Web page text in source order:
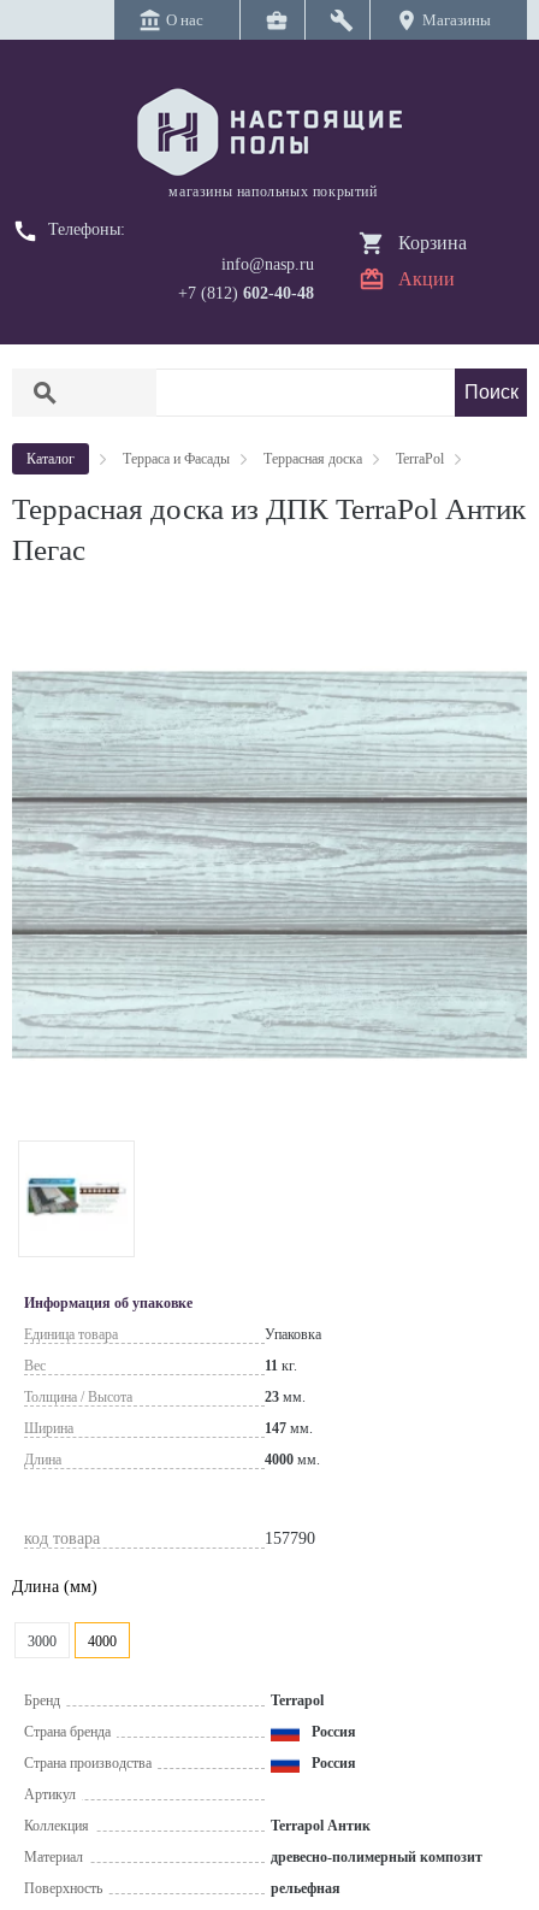
account_balance О нас business_center build location_on Магазины
магазины напольных покрытий
call
Телефоны:
info@nasp.ru
+7 (812) 602-40-48
Корзина
Акции
search
Каталог Терраса и Фасады Террасная доска TerraPol
Террасная доска из ДПК TerraPol Антик
Пегас
Информация об упаковке
Единица товара
Упаковка
Вес
11 кг.
Толщина / Высота
23 мм.
Ширина
147 мм.
Длина
4000 мм.
код товара 157790
Длина (мм)
3000 4000
Бренд
Terrapol
Страна бренда
Россия
Страна производства
Россия
Артикул
Коллекция
Terrapol Антик
Материал
древесно-полимерный композит
Поверхность
рельефная